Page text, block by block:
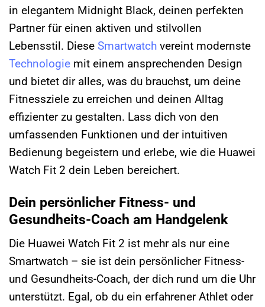
in elegantem Midnight Black, deinen perfekten
Partner für einen aktiven und stilvollen
Lebensstil. Diese Smartwatch vereint modernste
Technologie mit einem ansprechenden Design
und bietet dir alles, was du brauchst, um deine
Fitnessziele zu erreichen und deinen Alltag
effizienter zu gestalten. Lass dich von den
umfassenden Funktionen und der intuitiven
Bedienung begeistern und erlebe, wie die Huawei
Watch Fit 2 dein Leben bereichert.
Dein persönlicher Fitness- und
Gesundheits-Coach am Handgelenk
Die Huawei Watch Fit 2 ist mehr als nur eine
Smartwatch – sie ist dein persönlicher Fitness-
und Gesundheits-Coach, der dich rund um die Uhr
unterstützt. Egal, ob du ein erfahrener Athlet oder